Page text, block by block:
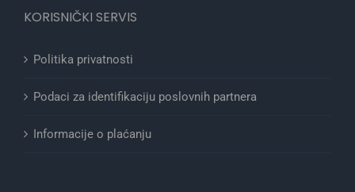
KORISNIČKI SERVIS
Politika privatnosti
Podaci za identifikaciju poslovnih partnera
Informacije o plaćanju